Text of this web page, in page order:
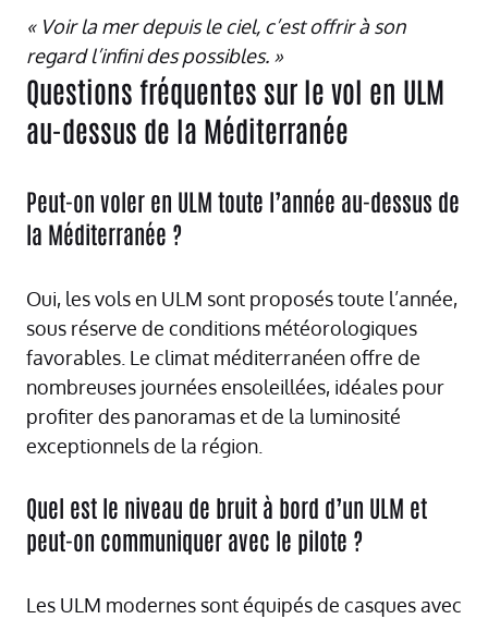
« Voir la mer depuis le ciel, c’est offrir à son
regard l’infini des possibles. »
Questions fréquentes sur le vol en ULM
au-dessus de la Méditerranée
Peut-on voler en ULM toute l’année au-dessus de
la Méditerranée ?
Oui, les vols en ULM sont proposés toute l’année,
sous réserve de conditions météorologiques
favorables. Le climat méditerranéen offre de
nombreuses journées ensoleillées, idéales pour
profiter des panoramas et de la luminosité
exceptionnels de la région.
Quel est le niveau de bruit à bord d’un ULM et
peut-on communiquer avec le pilote ?
Les ULM modernes sont équipés de casques avec